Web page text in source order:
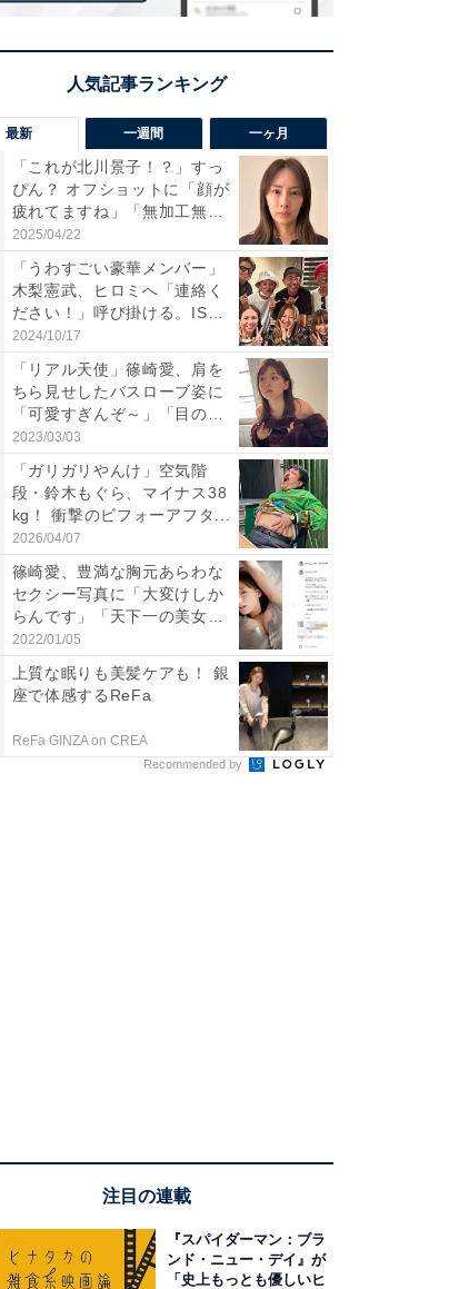
最新 一週間 一ヶ月
「これが北川景子！？」すっ
ぴん？ オフショットに「顔が
疲れてますね」「無加工無
表...
2025/04/22
「うわすごい豪華メンバー」
木梨憲武、ヒロミへ「連絡く
ださい！」呼び掛ける。IS
S...
2024/10/17
「リアル天使」篠崎愛、肩を
ちら見せしたバスローブ姿に
「可愛すぎんぞ～」「目の表
情...
2023/03/03
「ガリガリやんけ」空気階
段・鈴木もぐら、マイナス38
kg！ 衝撃のビフォーアフタ...
2026/04/07
篠崎愛、豊満な胸元あらわな
セクシー写真に「大変けしか
らんです」「天下一の美女で
す...
2022/01/05
上質な眠りも美髪ケアも！ 銀
座で体感するReFa
ReFa GINZA on CREA
Recommended by
注目の連載
『スパイダーマン：ブラ
ンド・ニュー・デイ』が
「史上もっとも優しいヒ